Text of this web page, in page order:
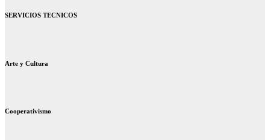
SERVICIOS TECNICOS
Arte y Cultura
Cooperativismo